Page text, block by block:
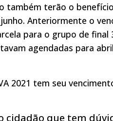
terão o
Anteriormente o
para o grupo de
agendadas para
2021 tem seu
cidadão que tem